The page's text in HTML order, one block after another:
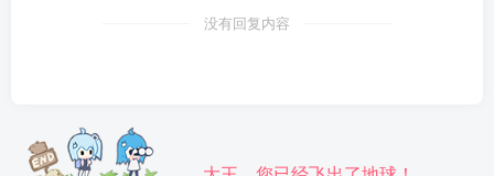
没有回复内容